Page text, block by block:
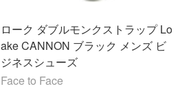
ローク ダブルモンクストラップ Lo
ake CANNON ブラック メンズ ビ
ジネスシューズ
Face to Face